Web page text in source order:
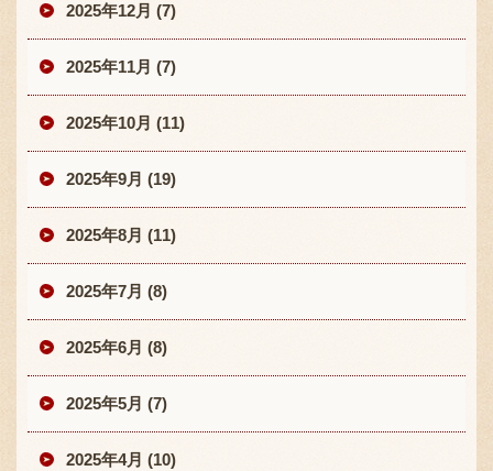
2025年12月 (7)
2025年11月 (7)
2025年10月 (11)
2025年9月 (19)
2025年8月 (11)
2025年7月 (8)
2025年6月 (8)
2025年5月 (7)
2025年4月 (10)